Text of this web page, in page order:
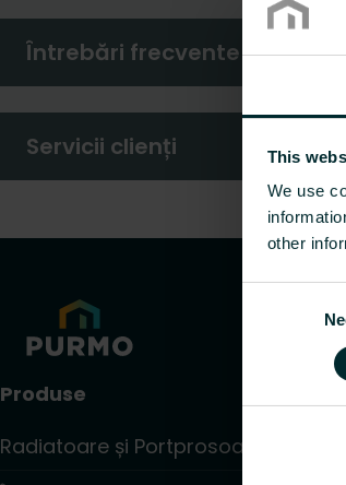
This
We use
other
Întrebări frecvente
Servicii clienți
Produse
Radiatoare și Portprosoape